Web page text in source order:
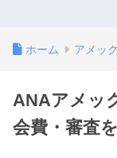
ホーム アメッ
ANAアメッ
会費・審査